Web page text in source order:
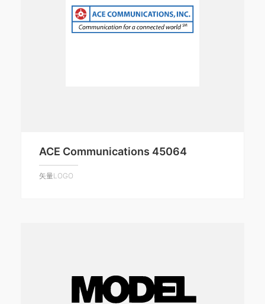
ACE Communications 45064
矢量LOGO